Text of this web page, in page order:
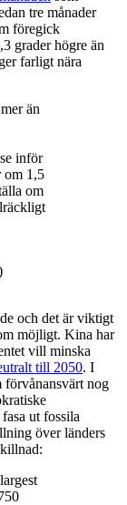
tre månader
föregick
grader högre än
farligt nära
än
inför
om 1,5
om
och det är viktigt
möjligt. Kina har
vill minska
till 2050. I
förvånansvärt nog
ut fossila
över länders